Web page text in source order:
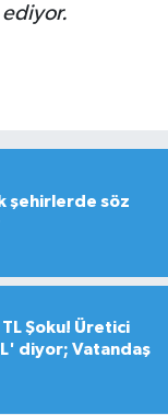
şehirlerde söz
TL Şoku! Üretici
diyor; Vatandaş